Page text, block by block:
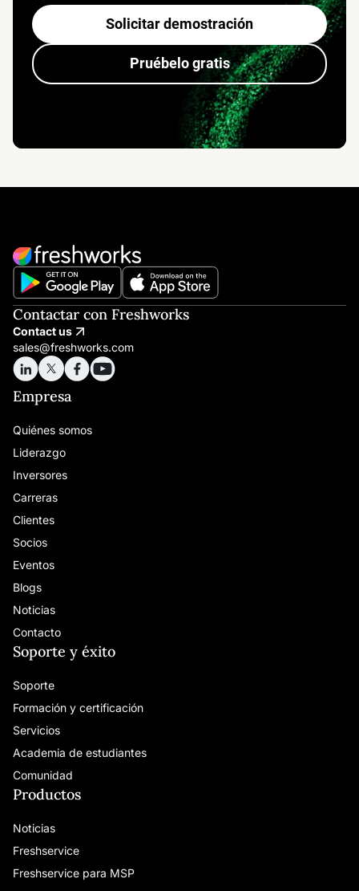
Solicitar demostración
Pruébelo gratis
Contactar con Freshworks
Contact us
sales@freshworks.com
Empresa
Quiénes somos
Liderazgo
Inversores
Carreras
Clientes
Socios
Eventos
Blogs
Noticias
Contacto
Soporte y éxito
Soporte
Formación y certificación
Servicios
Academia de estudiantes
Comunidad
Productos
Noticias
Freshservice
Freshservice para MSP